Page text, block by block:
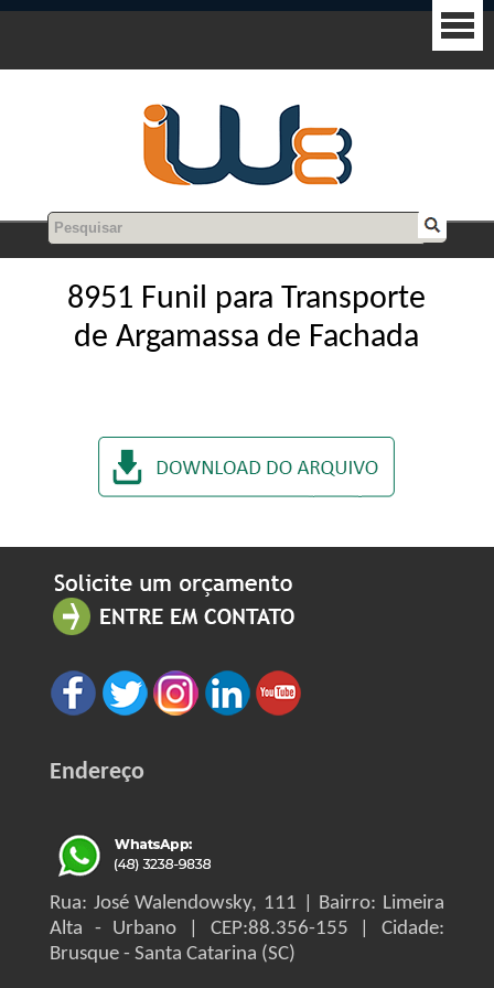
8951 Funil para Transporte
de Argamassa de Fachada
Endereço
Rua: José Walendowsky, 111 | Bairro: Limeira
Alta - Urbano | CEP:88.356-155 | Cidade:
Brusque - Santa Catarina (SC)